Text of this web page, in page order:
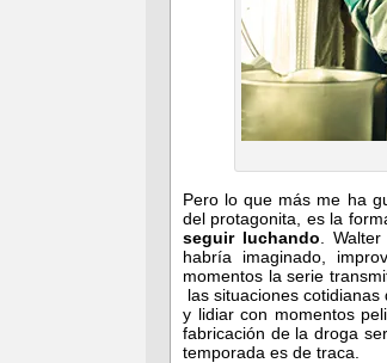
Pero lo que más me ha
del protagonita, es la
seguir luchando .
habría imaginado,
momentos la serie
las situaciones
y lidiar con momentos
fabricación de la droga
temporada es de traca.